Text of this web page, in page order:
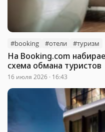
#booking #отели #туризм
На Booking.com
схема обмана туристов
16 июля 2026 · 16:43